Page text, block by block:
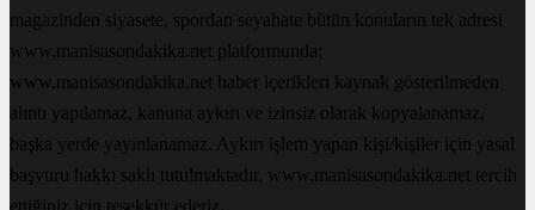
magazinden siyasete, spordan seyahate bütün konuların tek adresi
www.manisasondakika.net platformunda;
www.manisasondakika.net haber içerikleri kaynak gösterilmeden
alıntı yapılamaz, kanuna aykırı ve izinsiz olarak kopyalanamaz,
başka yerde yayınlanamaz. Aykırı işlem yapan kişi/kişiler için yasal
başvuru hakkı saklı tutulmaktadır. www.manisasondakika.net tercih
ettiğiniz için teşekkür ederiz.